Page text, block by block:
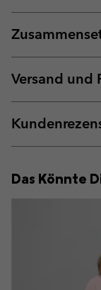
Versand und
Das Könnte